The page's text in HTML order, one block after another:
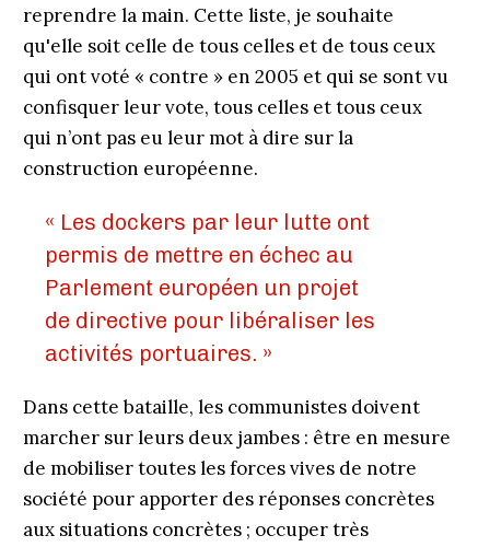
reprendre la main. Cette liste, je souhaite
qu'elle soit celle de tous celles et de tous ceux
qui ont voté « contre » en 2005 et qui se sont vu
confisquer leur vote, tous celles et tous ceux
qui n’ont pas eu leur mot à dire sur la
construction européenne.
« Les dockers par leur lutte ont
permis de mettre en échec au
Parlement européen un projet
de directive pour libéraliser les
activités portuaires. »
Dans cette bataille, les communistes doivent
marcher sur leurs deux jambes : être en mesure
de mobiliser toutes les forces vives de notre
société pour apporter des réponses concrètes
aux situations concrètes ; occuper très